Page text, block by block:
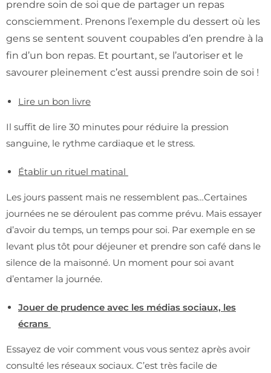
prendre soin de soi que de partager un repas
consciemment. Prenons l’exemple du dessert où les
gens se sentent souvent coupables d’en prendre à la
fin d’un bon repas. Et pourtant, se l’autoriser et le
savourer pleinement c’est aussi prendre soin de soi !
Lire un bon livre
Il suffit de lire 30 minutes pour réduire la pression
sanguine, le rythme cardiaque et le stress.
Établir un rituel matinal
Les jours passent mais ne ressemblent pas…Certaines
journées ne se déroulent pas comme prévu. Mais essayer
d’avoir du temps, un temps pour soi. Par exemple en se
levant plus tôt pour déjeuner et prendre son café dans le
silence de la maisonné. Un moment pour soi avant
d’entamer la journée.
Jouer de prudence avec les médias sociaux, les
écrans
Essayez de voir comment vous vous sentez après avoir
consulté les réseaux sociaux. C’est très facile de